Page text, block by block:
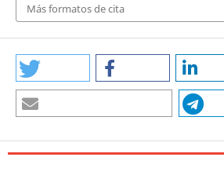
Más formatos de cita